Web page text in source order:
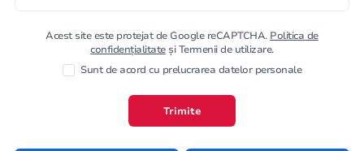
Acest site este protejat de Google reCAPTCHA. Politica de
confidențialitateși Termenii de utilizare.
Sunt de acord cu prelucrarea datelor personale
Trimite